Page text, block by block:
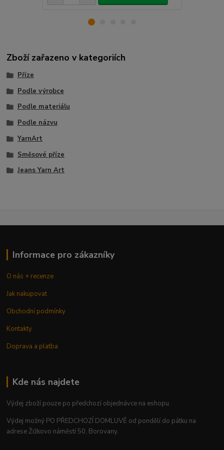
Zboží zařazeno v kategoriích
Příze
Podle výrobce
Podle materiálu
Podle názvu
YarnArt
Směsové příze
Jeans Yarn Art
Informace pro zákazníky
O nás + recenze
Jak nakupovat
Obchodní podmínky
Kontakty
Doprava a platba
Kde nás najdete
Výdej zboží pouze po předchozí objednávce na eshopu.
Výdej možný PO PŘEDCHOZÍ DOMLUVĚ od pondělí do pátku na
adrese Žižkovo náměstí 50, Borovany.